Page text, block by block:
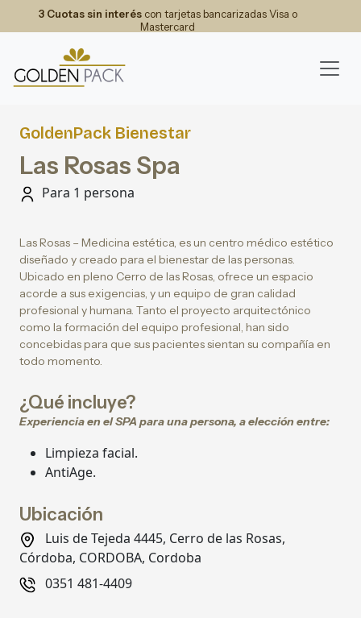
3 Cuotas sin interéscon tarjetas bancarizadas Visa o
Mastercard
GoldenPack Bienestar
Las Rosas Spa
Para 1 persona
Las Rosas – Medicina estética, es un centro médico estético
diseñado y creado para el bienestar de las personas.
Ubicado en pleno Cerro de las Rosas, ofrece un espacio
acorde a sus exigencias, y un equipo de gran calidad
profesional y humana. Tanto el proyecto arquitectónico
como la formación del equipo profesional, han sido
concebidas para que sus pacientes sientan su compañía en
todo momento.
¿Qué incluye?
Experiencia en el SPA para una persona, a elección entre:
Limpieza facial.
AntiAge.
Ubicación
Luis de Tejeda 4445, Cerro de las Rosas,
Córdoba, CORDOBA, Cordoba
0351 481-4409